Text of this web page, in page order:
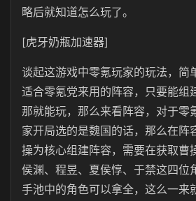
略后就知道怎么玩了。
[虎牙奶瓶加速器]
谈起这游戏中零氪玩家的玩法，简
适合零氪党来用的阵容，只要能组
那就能玩，那么来看阵容，对于零
家开局选的是魏国的话，那么在阵
操为核心组建阵容，需要在获取曹
侯渊、程昱、夏侯惇、于禁这四位
手池中的角色可以拿全，这么一来